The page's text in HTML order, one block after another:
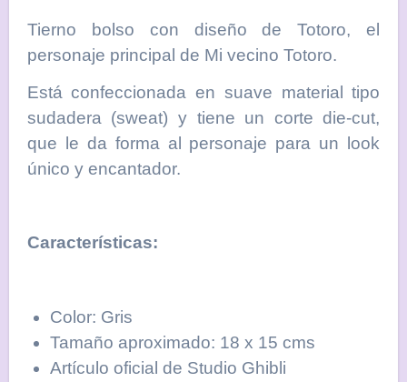
Tierno bolso con diseño de Totoro, el
personaje principal de Mi vecino Totoro.
Está confeccionada en suave material tipo
sudadera (sweat) y tiene un corte die-cut,
que le da forma al personaje para un look
único y encantador.
Características:
Color: Gris
Tamaño aproximado: 18 x 15 cms
Artículo oficial de Studio Ghibli